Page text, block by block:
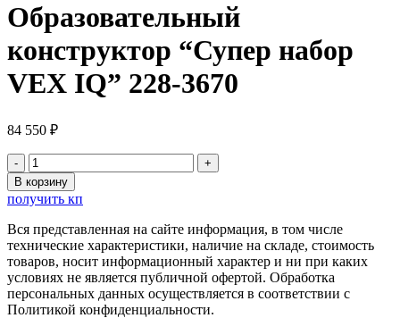
Образовательный
конструктор “Супер набор
VEX IQ” 228-3670
84 550 ₽
Количество
товара
Образовательный
конструктор
"Супер
набор
VEX
IQ"
228-
3670
В корзину
получить кп
Вся представленная на сайте информация, в том числе
технические характеристики, наличие на складе, стоимость
товаров, носит информационный характер и ни при каких
условиях не является публичной офертой. Обработка
персональных данных осуществляется в соответствии с
Политикой конфиденциальности.